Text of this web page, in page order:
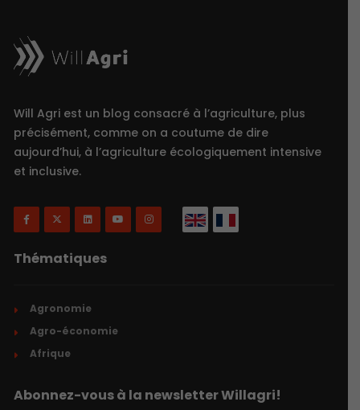
Will Agri est un blog consacré à l’agriculture, plus
précisément, comme on a coutume de dire
aujourd’hui, à l’agriculture écologiquement intensive
et inclusive.
Thématiques
Agronomie
Agro-économie
Afrique
Abonnez-vous à la newsletter Willagri!